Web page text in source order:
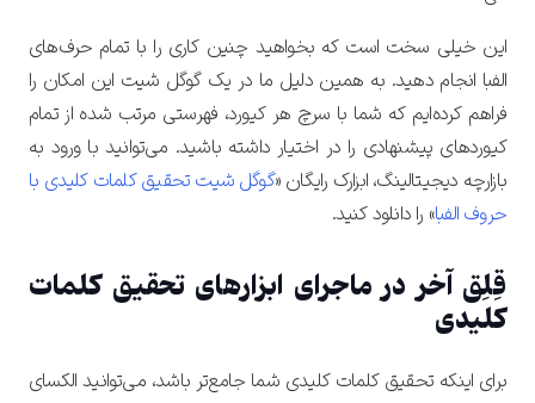
این خیلی سخت است که بخواهید چنین کاری را با تمام حرف‌های
الفبا انجام دهید. به همین دلیل ما در یک گوگل شیت این امکان را
فراهم کرده‌ایم که شما با سرچ هر کیورد، فهرستی مرتب شده از تمام
کیوردهای پیشنهادی را در اختیار داشته باشید. می‌توانید با ورود به
بازارچه دیجیتالینگ، ابزارک رایگان «گوگل شیت تحقیق کلمات کلیدی با
حروف الفبا» را دانلود کنید.
قِلِق آخر در ماجرای ابزارهای تحقیق کلمات
کلیدی
برای اینکه تحقیق کلمات کلیدی شما جامع‌تر باشد، می‌توانید الکسای